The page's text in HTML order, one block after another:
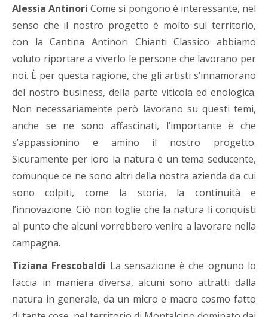
Alessia AntinoriCome si pongono è interessante, nel
senso che il nostro progetto è molto sul territorio,
con la Cantina Antinori Chianti Classico abbiamo
voluto riportare a viverlo le persone che lavorano per
noi. È per questa ragione, che gli artisti s’innamorano
del nostro business, della parte viticola ed enologica.
Non necessariamente però lavorano su questi temi,
anche se ne sono affascinati, l’importante è che
s’appassionino e amino il nostro progetto.
Sicuramente per loro la natura è un tema seducente,
comunque ce ne sono altri della nostra azienda da cui
sono colpiti, come la storia, la continuità e
l’innovazione. Ciò non toglie che la natura li conquisti
al punto che alcuni vorrebbero venire a lavorare nella
campagna.
Tiziana Frescobaldi La sensazione è che ognuno lo
faccia in maniera diversa, alcuni sono attratti dalla
natura in generale, da un micro e macro cosmo fatto